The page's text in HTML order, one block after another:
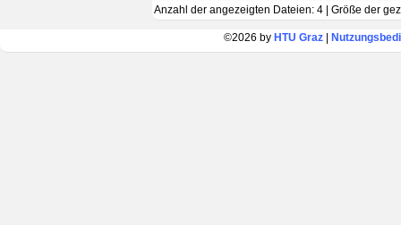
Anzahl der angezeigten Dateien: 4 | Größe der
©2026 by HTU Graz|